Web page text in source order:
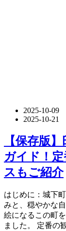
2025-10-09
2025-10-21
【保存版
ガイド！
スもご紹介
はじめに：城下
みと、穏やかな
絵になるこの町
ました。 定番の